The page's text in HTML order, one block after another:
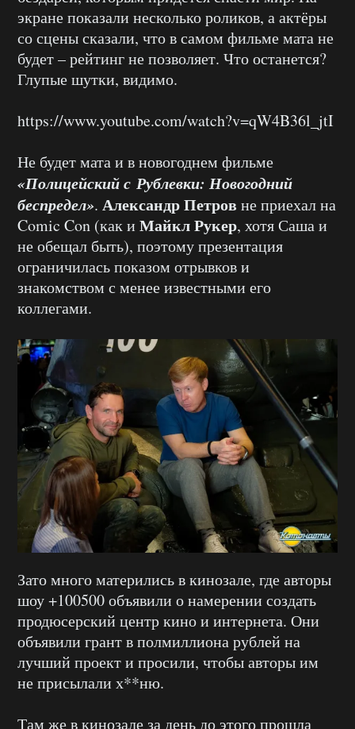
экране показали несколько роликов, а актёры
со сцены сказали, что в самом фильме мата не
будет – рейтинг не позволяет. Что останется?
Глупые шутки, видимо.
https://www.youtube.com/watch?v=qW4B36l_jtI
Не будет мата и в новогоднем фильме
«Полицейский с Рублевки: Новогодний
беспредел». Александр Петровне приехал на
Comic Con (как и Майкл Рукер, хотя Саша и
не обещал быть), поэтому презентация
ограничилась показом отрывков и
знакомством с менее известными его
коллегами.
Зато много матерились в кинозале, где авторы
шоу +100500 объявили о намерении создать
продюсерский центр кино и интернета. Они
объявили грант в полмиллиона рублей на
лучший проект и просили, чтобы авторы им
не присылали х**ню.
Там же в кинозале за день до этого прошла